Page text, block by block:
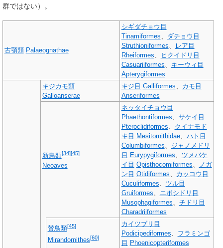
群ではない）。
古顎類 Palaeognathae
シギダチョウ目
Tinamiformes、 ダチョウ目
Struthioniformes、
レア目
Rheiformes、
ヒクイドリ目
Casuariiformes、 キーウィ目
Apterygiformes
キジカモ類
Galloanserae
キジ目 Galliformes、 カモ目
Anseriformes
新鳥類[34][45]
Neoaves
ネッタイチョウ目
Phaethontiformes、 サケイ目
Pteroclidiformes、 クイナモド
キ目 Mesitornithidae、 ハト目
Columbiformes、 ジャノメドリ
目 Eurypygiformes、 ツメバケ
イ目 Opisthocomiformes、
ノガ
ン目 Otidiformes、 カッコウ目
Cuculiformes、 ツル目
Gruiformes、 エボシドリ目
Musophagiformes、 チドリ目
Charadriiformes
賛鳥類[45]
Mirandornithes[60]
カイツブリ目
Podicipediformes、 フラミンゴ
目 Phoenicopteriformes